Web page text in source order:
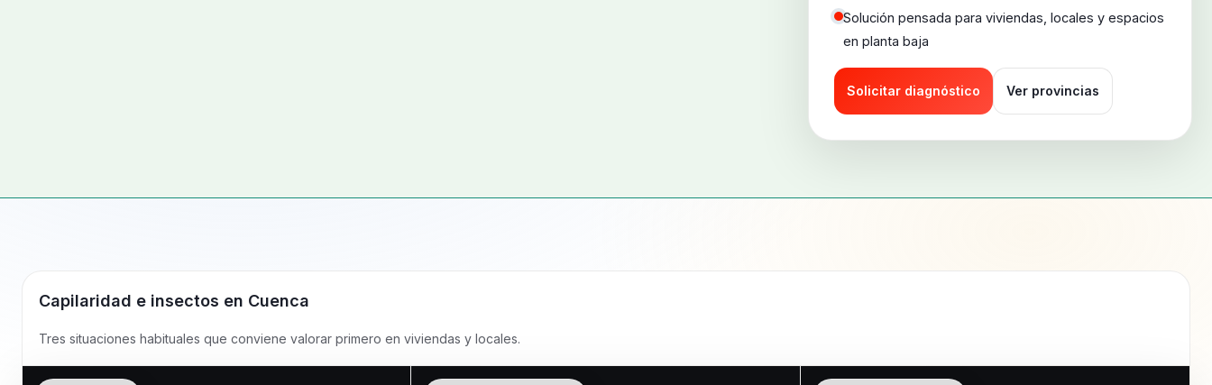
Solución pensada para viviendas, locales y espacios
en planta baja
Solicitar diagnóstico Ver provincias
Capilaridad e insectos en Cuenca
Tres situaciones habituales que conviene valorar primero en viviendas y locales.